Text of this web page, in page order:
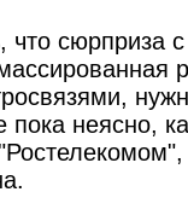
что сюрприза
пока неясно,